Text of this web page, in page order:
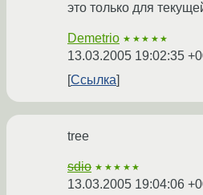
это только для
Demetrio ★★★★★
13.03.2005 19:02:35
Ссылка
tree
sdio ★★★★★
13.03.2005 19:04:06